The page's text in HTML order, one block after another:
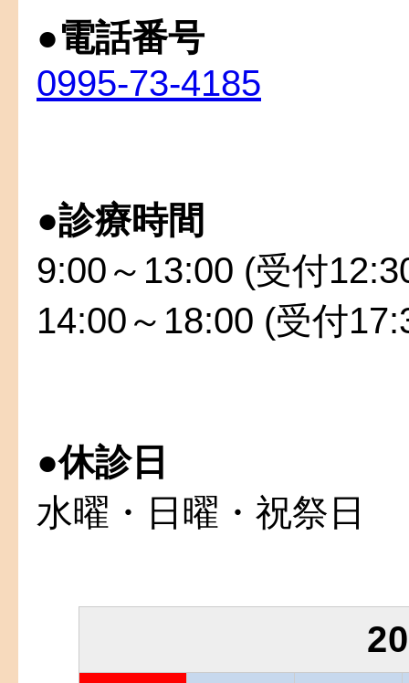
●電話番号
0995-73-4185
●診療時間
9:00～13:00 (受付
14:00～18:00 (受付
●休診日
水曜・日曜・祝祭日